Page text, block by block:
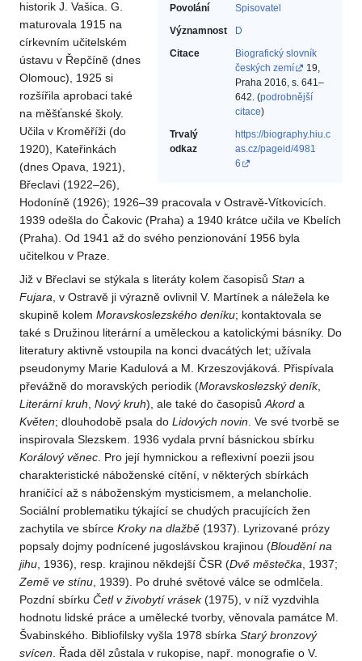
Povolání
Spisovatel‎
Významnost
D
Citace
Biografický slovník
českých zemí
19,
Praha 2016, s. 641–
642. (podrobnější
citace)
Trvalý
odkaz
https://biography.hiu.c
as.cz/pageid/4981
6
historik J. Vašica. G.
maturovala 1915 na
církevním učitelském
ústavu v Řepčíně (dnes
Olomouc), 1925 si
rozšířila aprobaci také
na měšťanské školy.
Učila v Kroměříži (do
1920), Kateřinkách
(dnes Opava, 1921),
Břeclavi (1922–26),
Hodoníně (1926); 1926–39 pracovala v Ostravě-Vítkovicích.
1939 odešla do Čakovic (Praha) a 1940 krátce učila ve Kbelích
(Praha). Od 1941 až do svého penzionování 1956 byla
učitelkou v Praze.
Již v Břeclavi se stýkala s literáty kolem časopisů Stan a
Fujara , v Ostravě ji výrazně ovlivnil V. Martínek a náležela ke
skupině kolem Moravskoslezského deníku; kontaktovala se
také s Družinou literární a uměleckou a katolickými básníky. Do
literatury aktivně vstoupila na konci dvacátých let; užívala
pseudonymy Marie Kadulová a M. Krzeszovjáková. Přispívala
převážně do moravských periodik (Moravskoslezský deník,
Literární kruh Nový kruh), ale také do časopisů Akord a
Květen; dlouhodobě psala do Lidových novin . Ve své tvorbě se
inspirovala Slezskem. 1936 vydala první básnickou sbírku
Korálový věnec . Pro její hymnickou a reﬂexivní poezii jsou
charakteristické náboženské cítění, v některých sbírkách
hraničící až s náboženským mysticismem, a melancholie.
Sociální problematiku týkající se chudých pracujících žen
zachytila ve sbírce Kroky na dlažbě (1937). Lyrizované prózy
popsaly dojmy podnícené jugoslávskou krajinou (Bloudění na
jihu , 1936), resp. krajinou někdejší ČSR (Dvě městečka , 1937;
Země ve stínu , 1939). Po druhé světové válce se odmlčela.
Pozdní sbírku Četl v živobytí vrásek(1975), v níž vyzdvihla
hodnotu lidské práce a umělecké tvorby, věnovala památce M.
Švabinského. Bibliofilsky vyšla 1978 sbírka Starý bronzový
svícen . Řada děl zůstala v rukopise, např. monografie o V.